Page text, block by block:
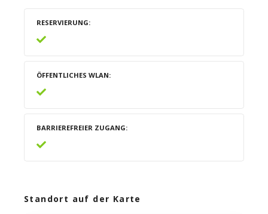
RESERVIERUNG
ÖFFENTLICHES WLAN
BARRIEREFREIER ZUGANG
Standort auf der Karte